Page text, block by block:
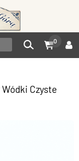
0
Wódki Czyste